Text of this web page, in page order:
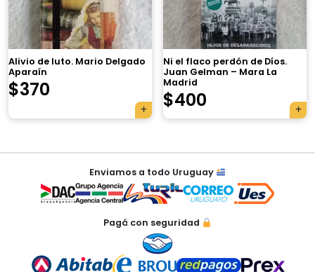
Alivio de luto. Mario Delgado
Aparaín
$370
Ni el flaco perdón de Díos.
Juan Gelman – Mara La
Madrid
$400
Navegación
entradas
Enviamos a todo Uruguay
Pagá con seguridad
×
Tu carrito está vacío.
automáticamente.